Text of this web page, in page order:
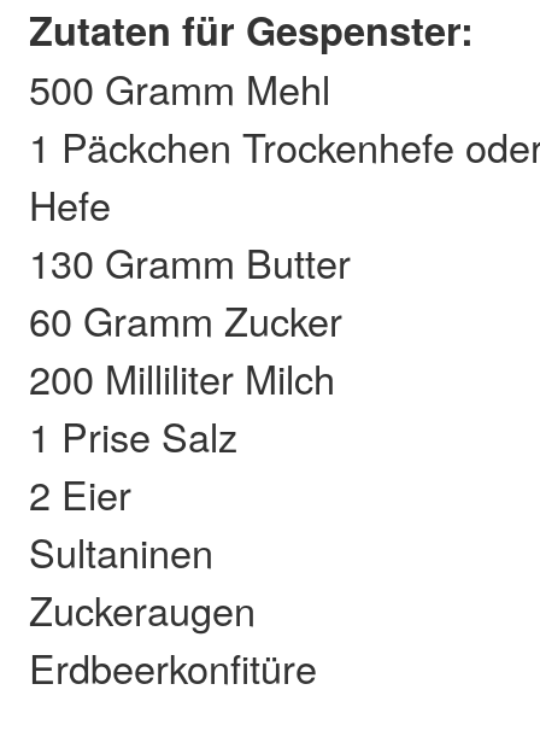
Zutaten für Gespenster:
500 Gramm Mehl
1 Päckchen Trockenhefe
Hefe
130 Gramm Butter
60 Gramm Zucker
200 Milliliter Milch
1 Prise Salz
2 Eier
Sultaninen
Zuckeraugen
Erdbeerkonfitüre